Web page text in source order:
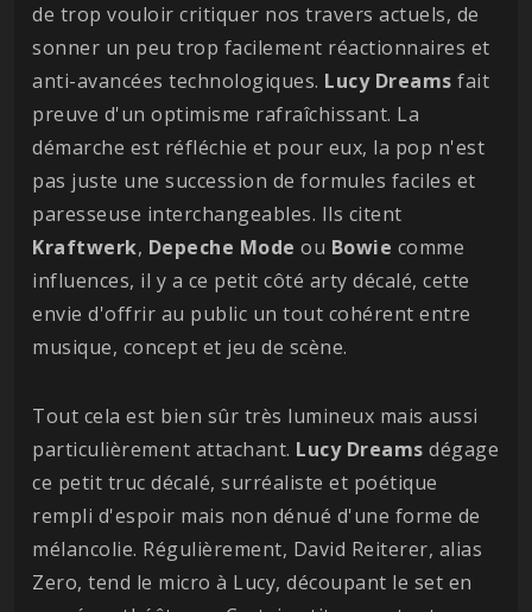
de trop vouloir critiquer nos travers actuels, de
sonner un peu trop facilement réactionnaires et
anti-avancées technologiques. Lucy Dreams fait
preuve d'un optimisme rafraîchissant. La
démarche est réfléchie et pour eux, la pop n'est
pas juste une succession de formules faciles et
paresseuse interchangeables. Ils citent
Kraftwerk, Depeche Mode ou Bowie comme
influences, il y a ce petit côté arty décalé, cette
envie d'offrir au public un tout cohérent entre
musique, concept et jeu de scène.
Tout cela est bien sûr très lumineux mais aussi
particulièrement attachant. Lucy Dreams dégage
ce petit truc décalé, surréaliste et poétique
rempli d'espoir mais non dénué d'une forme de
mélancolie. Régulièrement, David Reiterer, alias
Zero, tend le micro à Lucy, découpant le set en